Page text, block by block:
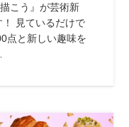
こう』が芸術新
見ているだけで
点と新しい趣味を